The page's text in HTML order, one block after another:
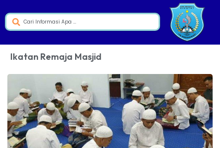
Ikatan Remaja Masjid